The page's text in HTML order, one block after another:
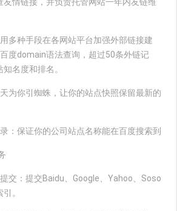
种手段在各网站平台加强外部链接建
度domain语法查询，超过50条外链记
名度和排名。
你引蜘蛛，让你的站点快照保留最新的
保证你的公司站点名称能在百度搜索到
：提交Baidu、Google、Yahoo、Soso
。